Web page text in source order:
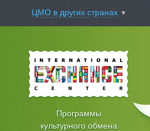
ЦМО в других странах
Программы
культурного обмена